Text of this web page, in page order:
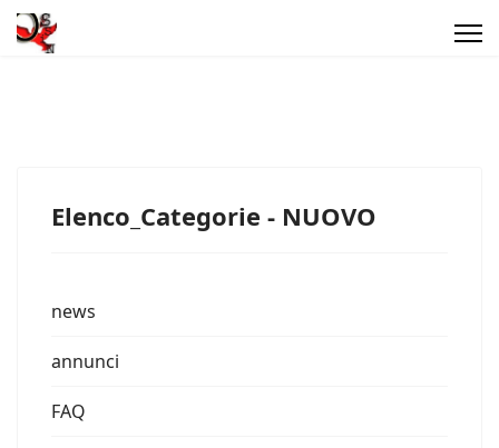
Elenco_Categorie - NUOVO
news
annunci
FAQ